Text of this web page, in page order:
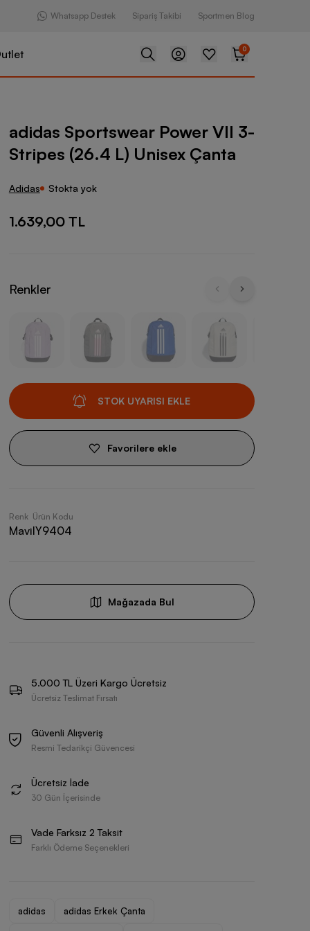
Whatsapp Destek Sipariş Takibi Sportmen Blog
0
Power VII 3-Stripes (26.4 L) Unisex Çanta
adidas Sportswear Power VII 3-
Stripes (26.4 L) Unisex Çanta
Adidas Stokta yok
1.639,00 TL
Renkler
STOK UYARISI EKLE
Favorilere ekle
Renk
Mavi
Ürün Kodu
IY9404
Mağazada Bul
5.000 TL Üzeri Kargo Ücretsiz
Ücretsiz Teslimat Fırsatı
Güvenli Alışveriş
Resmi Tedarikçi Güvencesi
Ücretsiz İade
30 Gün İçerisinde
Vade Farksız 2 Taksit
Farklı Ödeme Seçenekleri
adidas adidas Erkek Çanta